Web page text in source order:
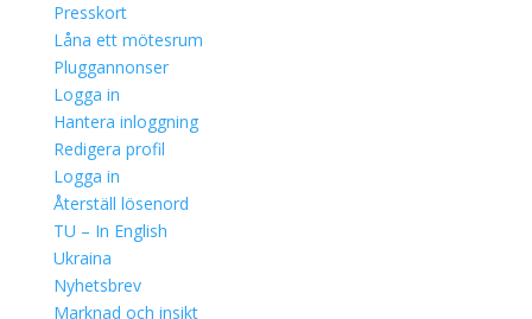
Presskort
Låna ett mötesrum
Pluggannonser
Logga in
Hantera inloggning
Redigera profil
Logga in
Återställ lösenord
TU – In English
Ukraina
Nyhetsbrev
Marknad och insikt